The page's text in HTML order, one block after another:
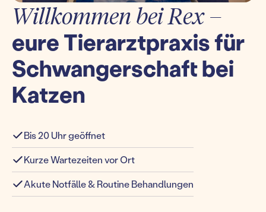
Willkommen bei Rex –
eure Tierarztpraxis für
Schwangerschaft bei
Katzen
Bis 20 Uhr geöffnet
Kurze Wartezeiten vor Ort
Akute Notfälle & Routine Behandlungen